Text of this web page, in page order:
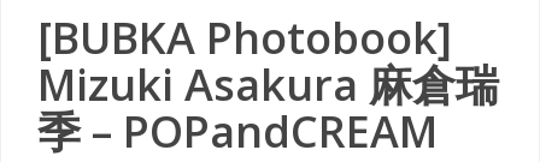
[BUBKA Photobook]
Mizuki Asakura 麻倉瑞
季 – POPandCREAM